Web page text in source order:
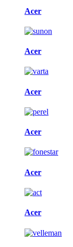
Acer
Acer
Acer
Acer
Acer
Acer